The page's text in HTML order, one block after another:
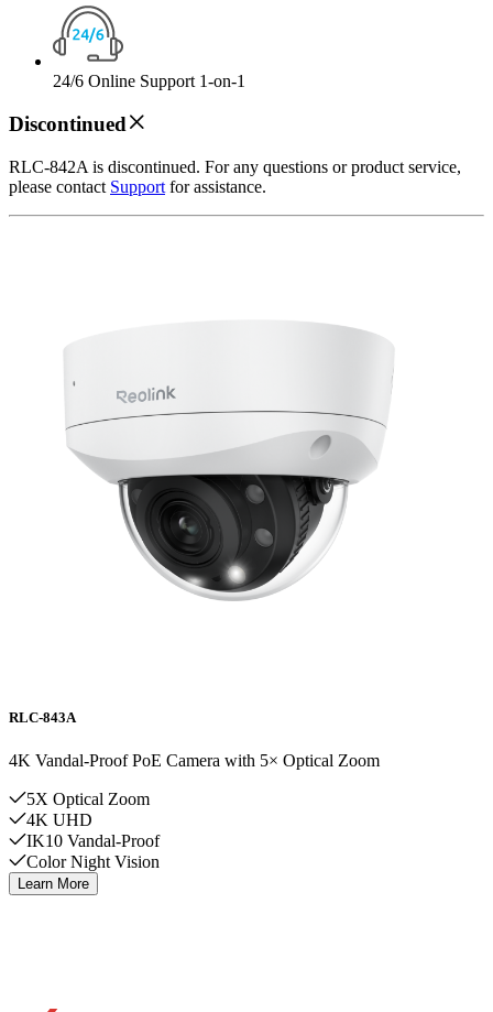
24/6 Online Support 1-on-1
Discontinued
RLC-842A is discontinued. For any questions or product service,
please contact Support for assistance.
RLC-843A
4K Vandal-Proof PoE Camera with 5× Optical Zoom
5X Optical Zoom
4K UHD
IK10 Vandal-Proof
Color Night Vision
Learn More